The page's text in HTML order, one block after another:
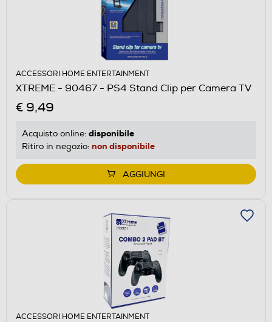
ACCESSORI HOME ENTERTAINMENT
XTREME - 90467 - PS4 Stand Clip per Camera TV
€ 9,49
Acquisto online: disponibile
Ritiro in negozio: non disponibile
AGGIUNGI
ACCESSORI HOME ENTERTAINMENT